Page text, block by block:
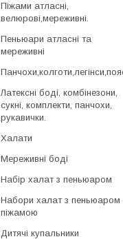
Піжами атласні,
велюрові,мереживні.
Пеньюари атласні та
мереживні
Латексні боді, комбінезони,
сукні, комплекти, панчохи,
рукавички.
Халати
Мереживні боді
Набір халат з пеньюаром
Набори халат з пеньюаром
піжамою
Дитячі купальники